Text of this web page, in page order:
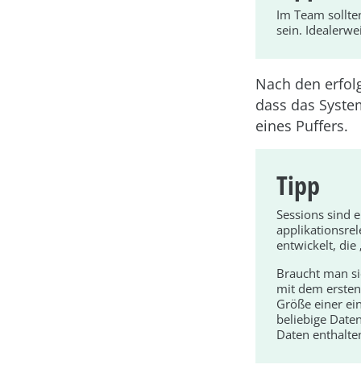
Im Team
sein.
Nach den
dass das
eines Puffers.
Tipp
Sessions sind
entwickelt, die
Braucht man
mit dem
Größe einer
beliebige
Daten